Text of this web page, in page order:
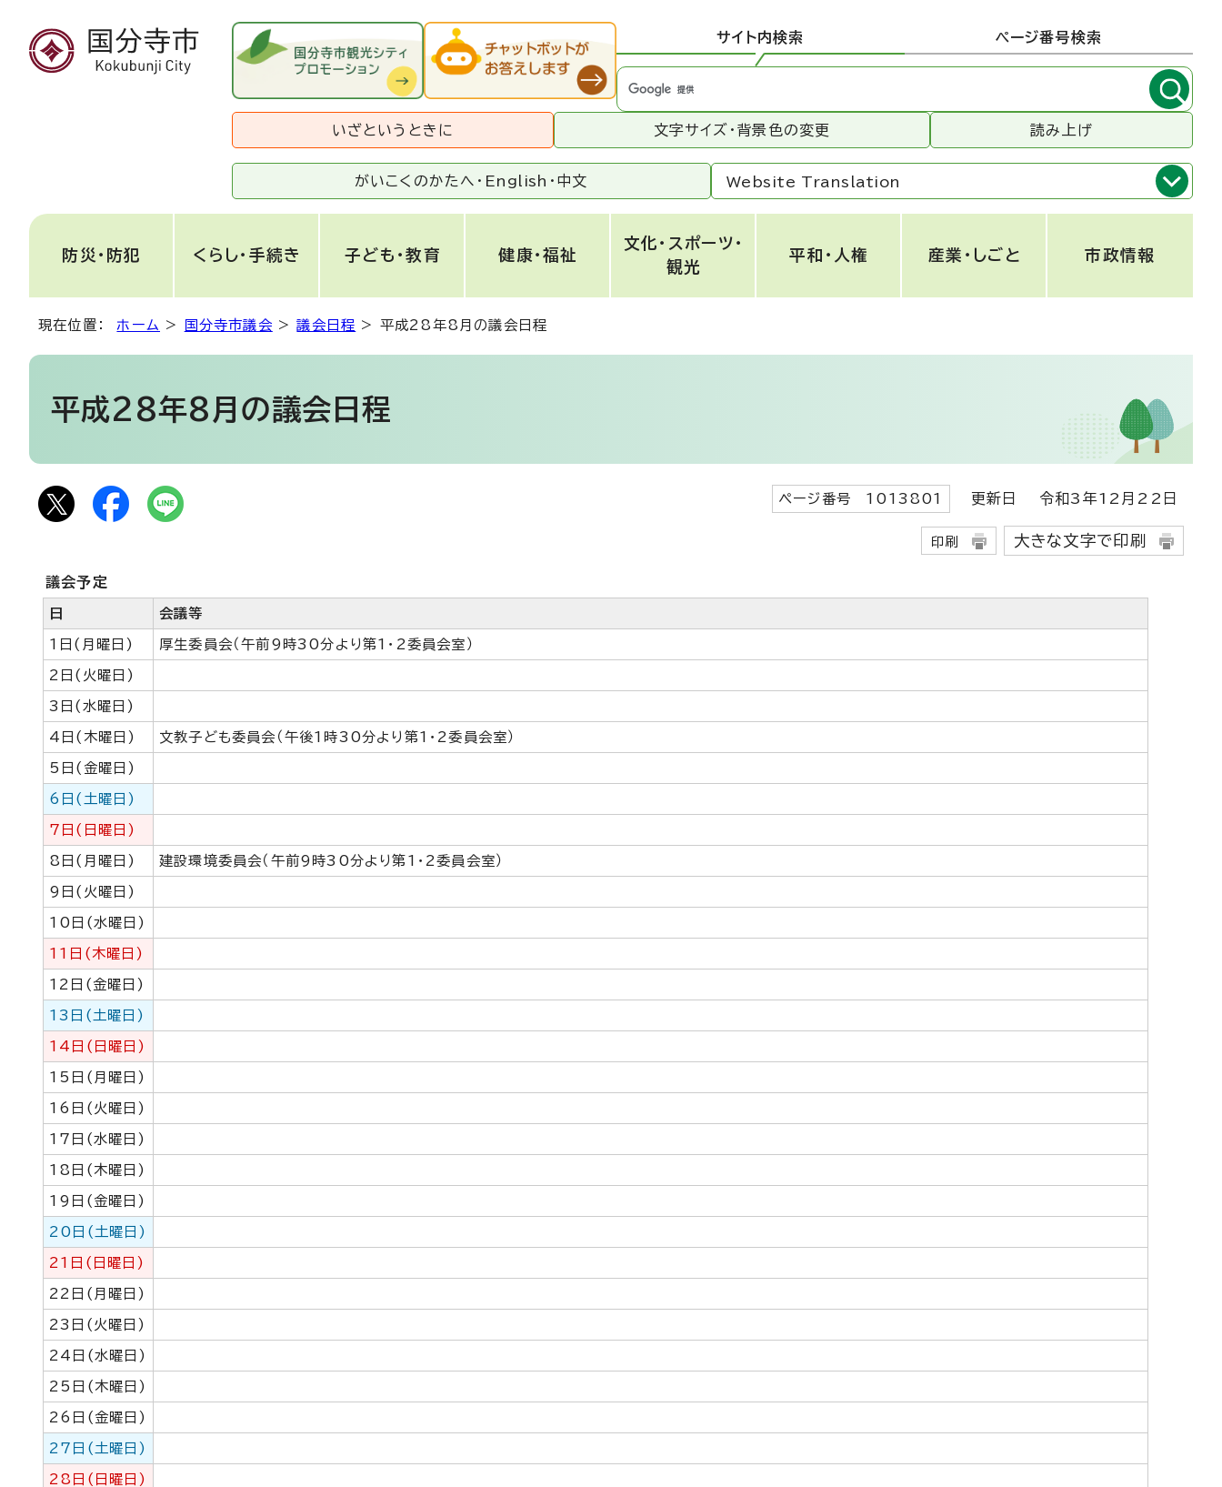
サイト内検索 ページ番号検索
いざというときに 文字サイズ・背景色の変更 読み上げ
がいこくのかたへ・ English ・ 中文 Website Translation
防災・防犯 くらし・手続き 子ども・教育 健康・福祉
文化・スポーツ・
観光
平和・人権 産業・しごと 市政情報
現在位置： ホーム > 国分寺市議会 >議会日程 > 平成28年8月の議会日程
平成28年8月の議会日程
ページ番号 1013801 更新日 令和3年12月22日
印刷 大きな文字で印刷
議会予定
日 会議等
1日(月曜日) 厚生委員会（午前9時30分より第1・2委員会室）
2日(火曜日)
3日(水曜日)
4日(木曜日) 文教子ども委員会（午後1時30分より第1・2委員会室）
5日(金曜日)
6日(土曜日)
7日(日曜日)
8日(月曜日) 建設環境委員会（午前9時30分より第1・2委員会室）
9日(火曜日)
10日(水曜日)
11日(木曜日)
12日(金曜日)
13日(土曜日)
14日(日曜日)
15日(月曜日)
16日(火曜日)
17日(水曜日)
18日(木曜日)
19日(金曜日)
20日(土曜日)
21日(日曜日)
22日(月曜日)
23日(火曜日)
24日(水曜日)
25日(木曜日)
26日(金曜日)
27日(土曜日)
28日(日曜日)